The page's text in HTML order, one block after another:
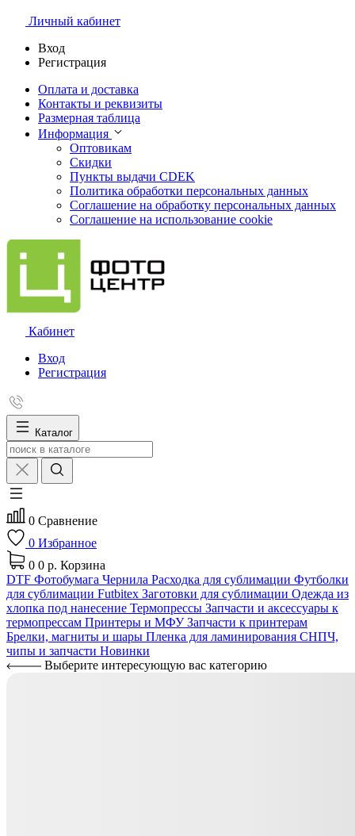
Личный кабинет
Вход
Регистрация
Оплата и доставка
Контакты и реквизиты
Размерная таблица
Информация
Оптовикам
Скидки
Пункты выдачи CDEK
Политика обработки персональных данных
Соглашение на обработку персональных данных
Соглашение на использование cookie
Кабинет
Вход
Регистрация
Каталог
0 Сравнение
0 Избранное
0 0 р. Корзина
DTF Фотобумага Чернила Расходка для сублимации Футболки
для сублимации Futbitex Заготовки для сублимации Одежда из
хлопка под нанесение Термопрессы Запчасти и аксессуары к
термопрессам Принтеры и МФУЗапчасти к принтерам
Брелки, магниты и шары Пленка для ламинирования СНПЧ,
чипы и запчасти Новинки
Выберите интересующую вас категорию